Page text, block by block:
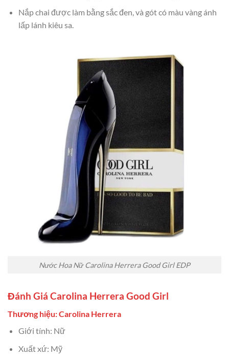
Nắp chai được làm bằng sắc đen, và gót có màu vàng ánh
lấp lánh kiêu sa.
Nước Hoa Nữ Carolina Herrera Good Girl EDP
Đánh Giá Carolina Herrera Good Girl
Thương hiệu: Carolina Herrera
Giới tính: Nữ
Xuất xứ: Mỹ